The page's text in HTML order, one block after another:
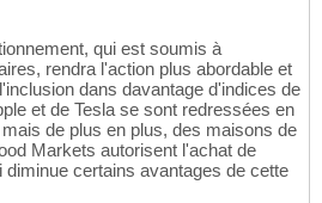
qui est soumis à
rendra l'action plus abordable et
dans davantage d'indices de
et de Tesla se sont redressées en
de plus en plus, des maisons de
Markets autorisent l'achat de
certains avantages de cette